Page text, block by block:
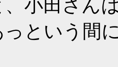
、小田さん
っという間